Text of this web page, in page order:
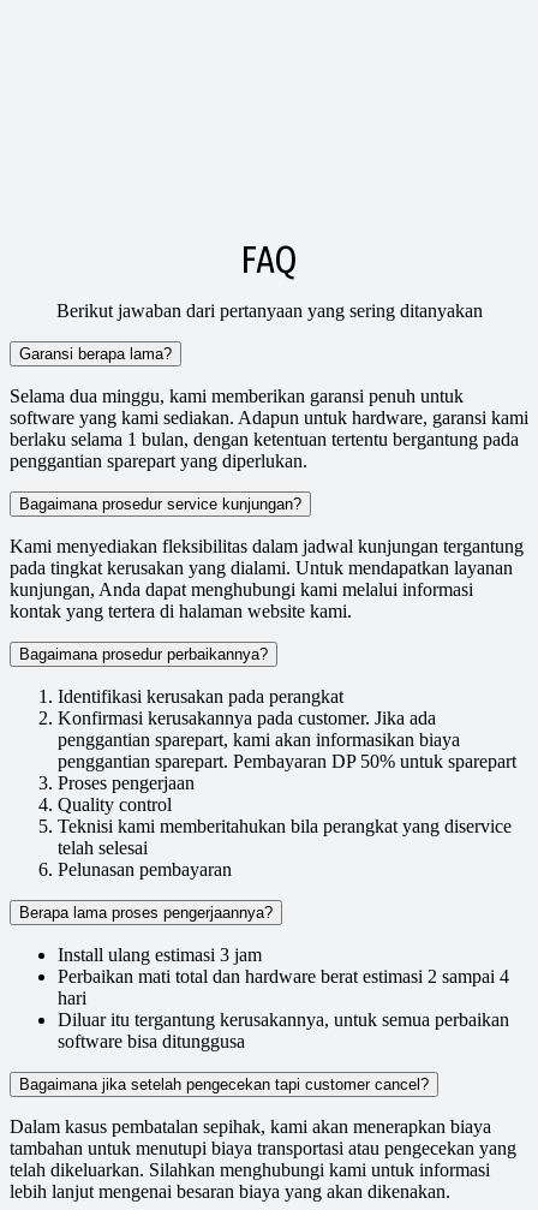
FAQ
Berikut jawaban dari pertanyaan yang sering ditanyakan
Garansi berapa lama?
Selama dua minggu, kami memberikan garansi penuh untuk
software yang kami sediakan. Adapun untuk hardware, garansi kami
berlaku selama 1 bulan, dengan ketentuan tertentu bergantung pada
penggantian sparepart yang diperlukan.
Bagaimana prosedur service kunjungan?
Kami menyediakan fleksibilitas dalam jadwal kunjungan tergantung
pada tingkat kerusakan yang dialami. Untuk mendapatkan layanan
kunjungan, Anda dapat menghubungi kami melalui informasi
kontak yang tertera di halaman website kami.
Bagaimana prosedur perbaikannya?
Identifikasi kerusakan pada perangkat
Konfirmasi kerusakannya pada customer. Jika ada
penggantian sparepart, kami akan informasikan biaya
penggantian sparepart. Pembayaran DP 50% untuk sparepart
Proses pengerjaan
Quality control
Teknisi kami memberitahukan bila perangkat yang diservice
telah selesai
Pelunasan pembayaran
Berapa lama proses pengerjaannya?
Install ulang estimasi 3 jam
Perbaikan mati total dan hardware berat estimasi 2 sampai 4
hari
Diluar itu tergantung kerusakannya, untuk semua perbaikan
software bisa ditunggusa
Bagaimana jika setelah pengecekan tapi customer cancel?
Dalam kasus pembatalan sepihak, kami akan menerapkan biaya
tambahan untuk menutupi biaya transportasi atau pengecekan yang
telah dikeluarkan. Silahkan menghubungi kami untuk informasi
lebih lanjut mengenai besaran biaya yang akan dikenakan.